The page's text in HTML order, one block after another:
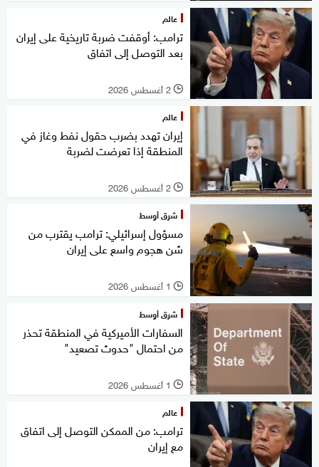
عالم
ترامب: أوقفت ضربة تاريخية على إيران
بعد التوصل إلى اتفاق
l 2 أغسطس 2026
عالم
إيران تهدد بضرب حقول نفط وغاز في
المنطقة إذا تعرضت لضربة
l 2 أغسطس 2026
شرق أوسط
مسؤول إسرائيلي: ترامب يقترب من
شن هجوم واسع على إيران
l 1 أغسطس 2026
شرق أوسط
السفارات الأميركية في المنطقة تحذر
من احتمال "حدوث تصعيد"
l 1 أغسطس 2026
عالم
ترامب: من الممكن التوصل إلى اتفاق
مع إيران